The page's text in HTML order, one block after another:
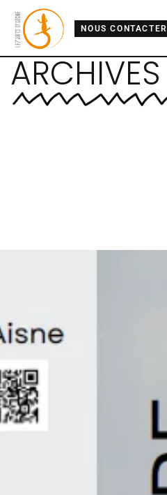
NOUS CONTACTER
ARCHIVES